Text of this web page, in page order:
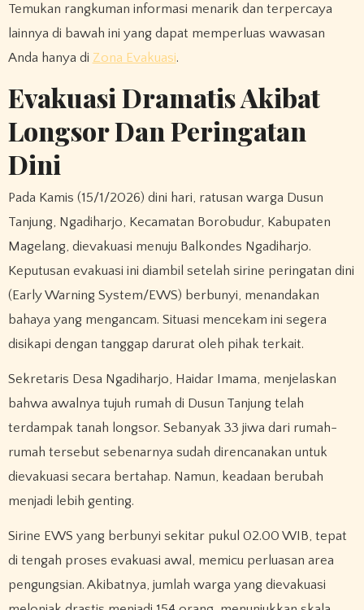
Temukan rangkuman informasi menarik dan terpercaya
lainnya di bawah ini yang dapat memperluas wawasan
Anda hanya di Zona Evakuasi.
Evakuasi Dramatis Akibat
Longsor Dan Peringatan
Dini
Pada Kamis (15/1/2026) dini hari, ratusan warga Dusun
Tanjung, Ngadiharjo, Kecamatan Borobudur, Kabupaten
Magelang, dievakuasi menuju Balkondes Ngadiharjo.
Keputusan evakuasi ini diambil setelah sirine peringatan dini
(Early Warning System/EWS) berbunyi, menandakan
bahaya yang mengancam. Situasi mencekam ini segera
disikapi dengan tanggap darurat oleh pihak terkait.
Sekretaris Desa Ngadiharjo, Haidar Imama, menjelaskan
bahwa awalnya tujuh rumah di Dusun Tanjung telah
terdampak tanah longsor. Sebanyak 33 jiwa dari rumah-
rumah tersebut sebenarnya sudah direncanakan untuk
dievakuasi secara bertahap. Namun, keadaan berubah
menjadi lebih genting.
Sirine EWS yang berbunyi sekitar pukul 02.00 WIB, tepat
di tengah proses evakuasi awal, memicu perluasan area
pengungsian. Akibatnya, jumlah warga yang dievakuasi